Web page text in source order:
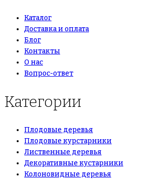
Каталог
Доставка и оплата
Блог
Контакты
О нас
Вопрос-ответ
Категории
Плодовые деревья
Плодовые курстарники
Лиственные деревья
Декоративные кустарники
Колоновидные деревья